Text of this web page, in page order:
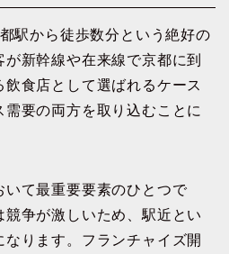
駅から徒歩数分という絶好の
新幹線や在来線で京都に到
食店として選ばれるケース
要の両方を取り込むことに
いて最重要要素のひとつで
争が激しいため、駅近とい
なります。フランチャイズ開